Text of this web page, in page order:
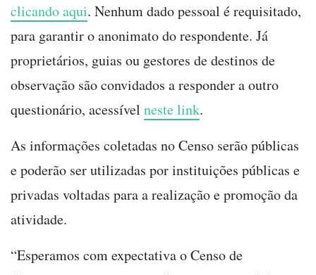
clicando aqui. Nenhum dado pessoal é requisitado,
para garantir o anonimato do respondente. Já
proprietários, guias ou gestores de destinos de
observação são convidados a responder a outro
questionário, acessível neste link.
As informações coletadas no Censo serão públicas
e poderão ser utilizadas por instituições públicas e
privadas voltadas para a realização e promoção da
atividade.
“Esperamos com expectativa o Censo de